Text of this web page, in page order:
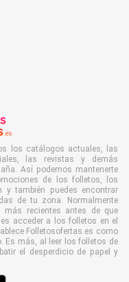
los catálogos actuales, las
las revistas y demás
Así podemos mantenerte
de los folletos, los
también puedes encontrar
de tu zona. Normalmente
recientes antes de que
acceder a los folletos en el
Folletosofertas.es como
Es más, al leer los folletos de
el desperdicio de papel y